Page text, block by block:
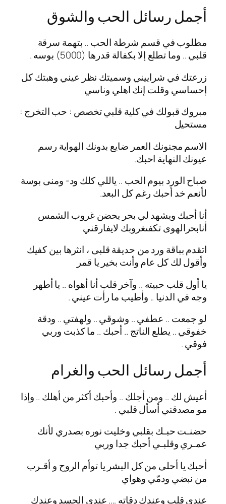
أجمل رسائل الحب والشوق
مطلوب في قسم شرطة الحب .. بتهمة سرقة
قلبي .. وما تطلع إلا بكفالة قدرها (5000) بوسه .
زرعتك في شراييني وسميتك نظر عيني وهبتك كل
إحساسي وقلت إنك اهلي وناسي
مبروك قبولك في كلية قلبي تخصص : حب التخرج :
مستحيل
الاسم مجنونك العمر ضايع بدونك الهواية رسم
عيونك النهاية احبك.
صباح الورد بيوم الحب .. ياللي كلك ود- ومنى بوسة
لأنعم خد أحبك رغم كل البعد.
أنا أحبك ويشهد لي بحر يحضن غروب الشمس
أنابحرالهوى تكفىغروبك لايفارقني
اتقدم بباقة ورد من حديقة قلبى ، انثرها بين كفيك
وأقول لك كل عام وأنت بخير يا قمر
يا أول قلب حبيته .. وآخر قلب أنا أهواه .. يا أطهر
وجه في الدنيا .. وأطيب ما رأت عيني .
لو جمعت .. عطفي .. وشوقي .. ولهفتي .. ودقة
خفوقي .. يطلع الناتج .. أحبك .. ما كذبت وربي
فوقي .
أجمل رسائل الحب والغرام
أعيش لك .. ومن أجلك .. وأحبك أكثر من أهلك .. وإذا
مو مصدقني أسأل قلبي .
حضنـت حبـك بقلبي وخليت نوره بصدري لأنك
عمـري وقلبـي أحبك جدا وربي
أحبك يا أحلى من كل البشر يا توأم الروح و أقـرب
من نبضي ودمّي وهواي
عندى قلب وعندك دقاته …. عندى الجسد وعندك